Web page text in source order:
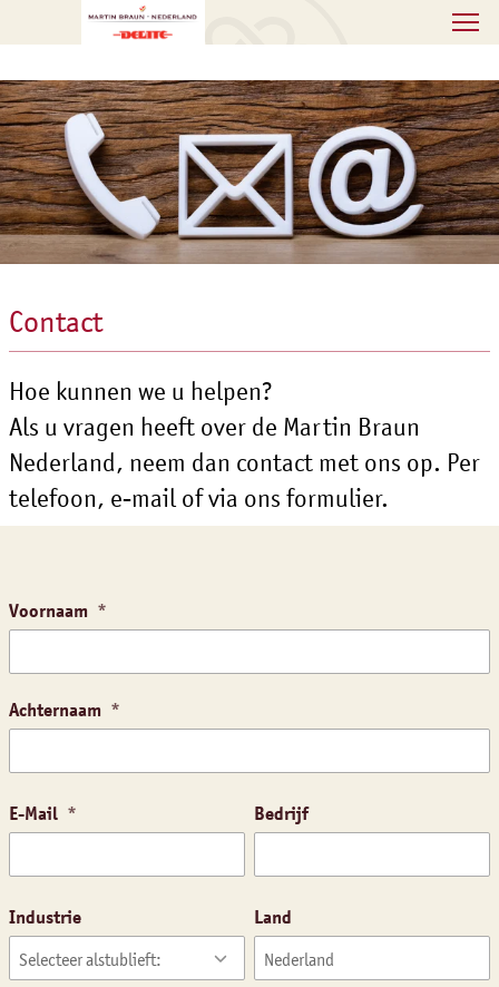
Contact
Hoe kunnen we u helpen?
Als u vragen heeft over de Martin Braun
Nederland, neem dan contact met ons op. Per
telefoon, e-mail of via ons formulier.
Voornaam
Achternaam
E-Mail Bedrijf
Industrie Land